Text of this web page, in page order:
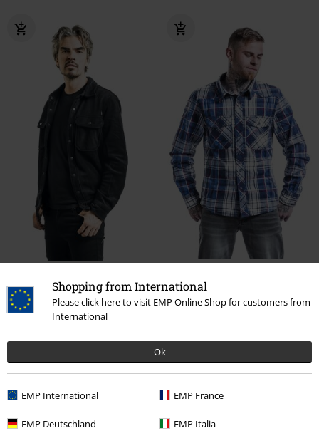
Shopping from International
Please click here to visit EMP Online Shop for customers from
International
Ok
EMP International EMP France
EMP Deutschland EMP Italia
519:-
Jeff Fleeceskjorta
Brandit
519:-